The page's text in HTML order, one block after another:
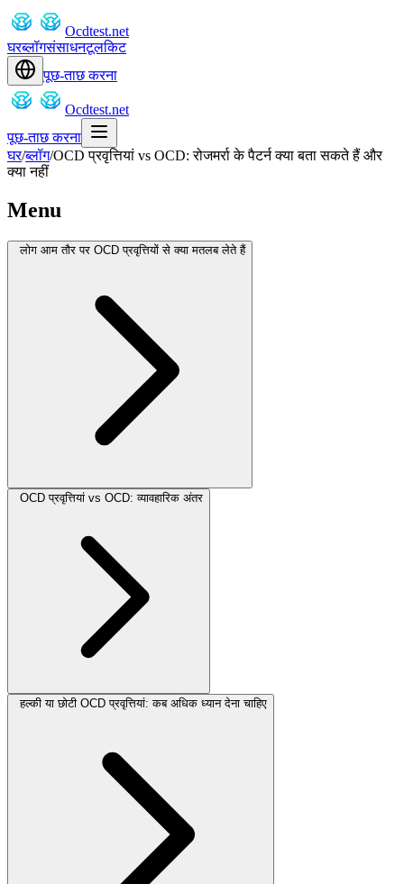
Ocdtest.net
घरब्लॉगसंसाधनटूलकिट
पूछ-ताछ करना
Ocdtest.net
पूछ-ताछ करना
घर/ब्लॉग/OCD प्रवृत्तियां vs OCD: रोजमर्रा के पैटर्न क्या बता सकते हैं और
क्या नहीं
Menu
लोग आम तौर पर OCD प्रवृत्तियों से क्या मतलब लेते हैं
OCD प्रवृत्तियां vs OCD: व्यावहारिक अंतर
हल्की या छोटी OCD प्रवृत्तियां: कब अधिक ध्यान देना चाहिए